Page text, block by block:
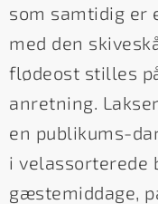
som samtidig er
med den
flødeost stilles
anretning.
en publikums-
i velassorterede
gæstemiddage,